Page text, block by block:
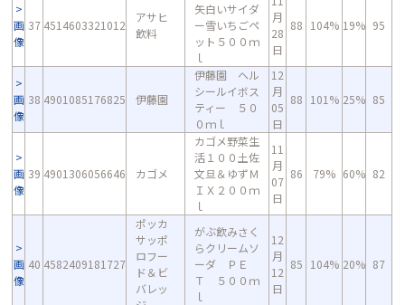
画
像
37 4514603321012
アサヒ
飲料
矢白いサイダ
ー雪いちごペ
ット５００ｍ
ｌ
月
28
日
88 104% 19% 95
画
像
38 4901085176825 伊藤園
伊藤園 ヘル
シールイボス
ティー ５０
０ｍｌ
12
月
05
日
88 101% 25% 85
画
像
39 4901306056646 カゴメ
カゴメ野菜生
活１００土佐
文旦＆ゆずＭ
ＩＸ２００ｍ
ｌ
11
月
07
日
86 79% 60% 82
画
像
40 4582409181727
ポッカ
サッポ
ロフー
ド＆ビ
バレッ
がぶ飲みさく
らクリームソ
ーダ ＰＥ
Ｔ ５００ｍ
ｌ
12
月
12
日
85 104% 20% 87